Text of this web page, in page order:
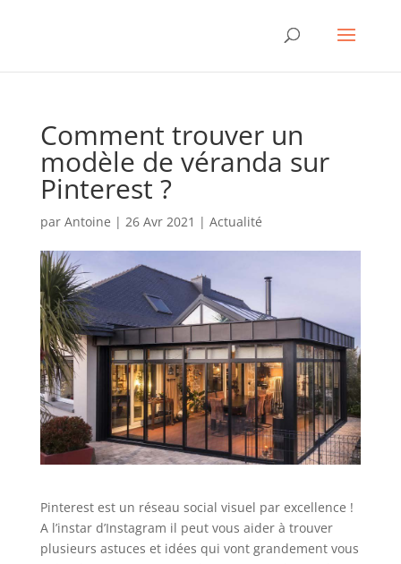
Comment trouver un
modèle de véranda sur
Pinterest ?
par Antoine | 26 Avr 2021 | Actualité
Pinterest est un réseau social visuel par excellence !
A l’instar d’Instagram il peut vous aider à trouver
plusieurs astuces et idées qui vont grandement vous